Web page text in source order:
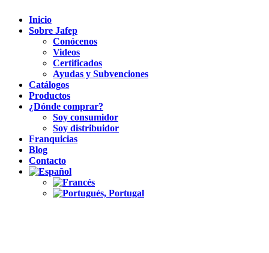
Inicio
Sobre Jafep
Conócenos
Videos
Certificados
Ayudas y Subvenciones
Catálogos
Productos
¿Dónde comprar?
Soy consumidor
Soy distribuidor
Franquicias
Blog
Contacto